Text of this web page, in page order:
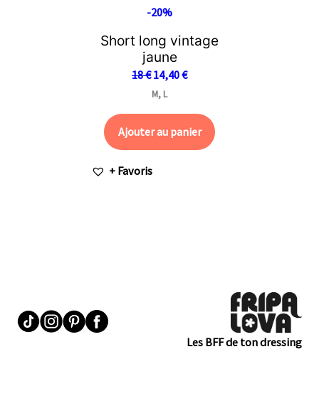
-20%
Short long vintage
jaune
18€ 14,40€
M, L
Ajouter au panier
+ Favoris
Les BFF de ton dressing